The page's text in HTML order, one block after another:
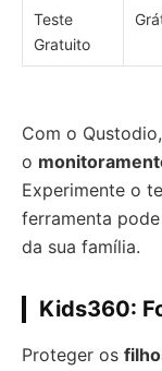
Teste
Gratuito
Com o
o
Experimente o
ferramenta
da sua família.
Kids360:
Proteger os